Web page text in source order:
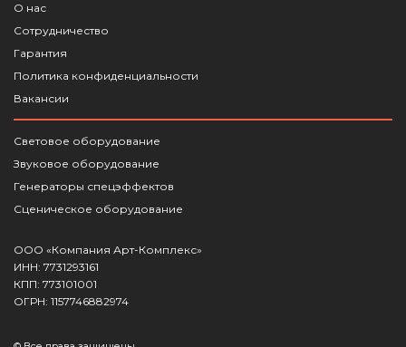
О нас
Сотрудничество
Гарантия
Политика конфиденциальности
Вакансии
Световое оборудование
Звуковое оборудование
Генераторы спецэффектов
Сценическое оборудование
ООО «Компания Арт-Комплекс»
ИНН: 7731293161
КПП: 773101001
ОГРН: 1157746882974